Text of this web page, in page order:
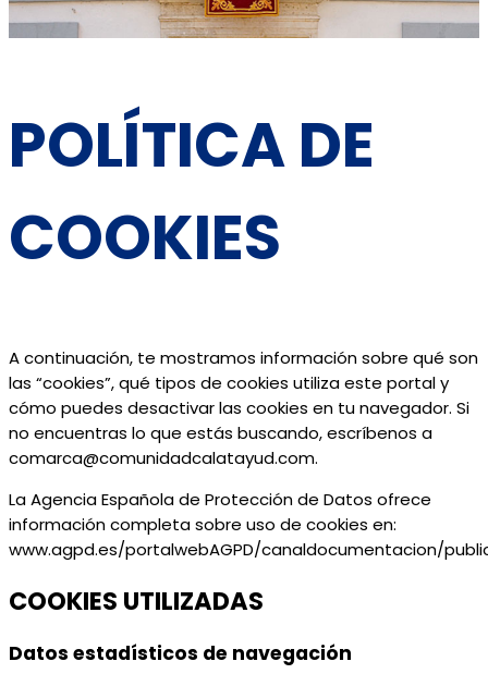
POLÍTICA DE
COOKIES
A continuación, te mostramos información sobre qué son
las “cookies”, qué tipos de cookies utiliza este portal y
cómo puedes desactivar las cookies en tu navegador. Si
no encuentras lo que estás buscando, escríbenos a
comarca@comunidadcalatayud.com.
La Agencia Española de Protección de Datos ofrece
información completa sobre uso de cookies en:
www.agpd.es/portalwebAGPD/canaldocumentacion/
COOKIES UTILIZADAS
Datos estadísticos de navegación